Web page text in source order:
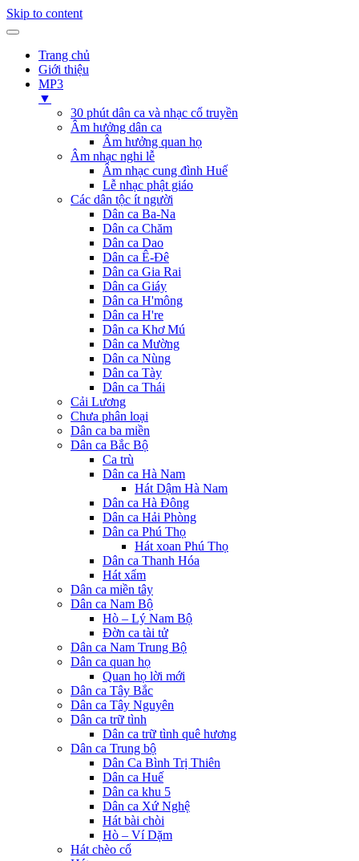
Skip to content
Trang chủ
Giới thiệu
MP3
▼
30 phút dân ca và nhạc cổ truyền
Âm hưởng dân ca
Âm hưởng quan họ
Âm nhạc nghi lễ
Âm nhạc cung đình Huế
Lễ nhạc phật giáo
Các dân tộc ít người
Dân ca Ba-Na
Dân ca Chăm
Dân ca Dao
Dân ca Ê-Đê
Dân ca Gia Rai
Dân ca Giáy
Dân ca H'mông
Dân ca H're
Dân ca Khơ Mú
Dân ca Mường
Dân ca Nùng
Dân ca Tày
Dân ca Thái
Cải Lương
Chưa phân loại
Dân ca ba miền
Dân ca Bắc Bộ
Ca trù
Dân ca Hà Nam
Hát Dậm Hà Nam
Dân ca Hà Đông
Dân ca Hải Phòng
Dân ca Phú Thọ
Hát xoan Phú Thọ
Dân ca Thanh Hóa
Hát xẩm
Dân ca miền tây
Dân ca Nam Bộ
Hò – Lý Nam Bộ
Đờn ca tài tử
Dân ca Nam Trung Bộ
Dân ca quan họ
Quan họ lời mới
Dân ca Tây Bắc
Dân ca Tây Nguyên
Dân ca trữ tình
Dân ca trữ tình quê hương
Dân ca Trung bộ
Dân Ca Bình Trị Thiên
Dân ca Huế
Dân ca khu 5
Dân ca Xứ Nghệ
Hát bài chòi
Hò – Ví Dặm
Hát chèo cổ